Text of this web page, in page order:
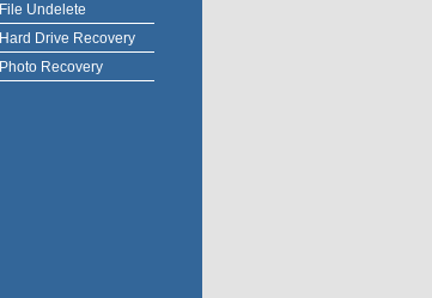
File Undelete
Hard Drive Recovery
Photo Recovery